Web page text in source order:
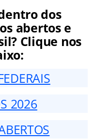
dos
abertos e
Clique nos
2026